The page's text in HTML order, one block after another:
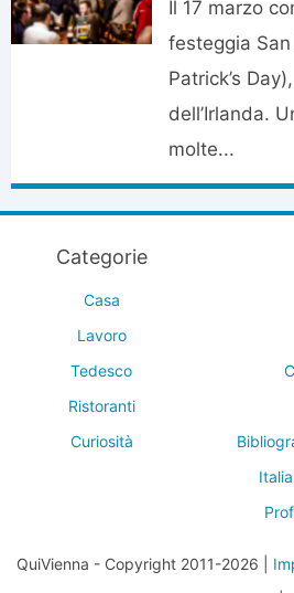
Il 17 marzo
festeggia
Patrick’s
dell’Irlanda.
molte...
Categorie
Casa
Lavoro
Tedesco
Ristoranti
Curiosità
QuiVienna - Copyright 2011-2026 |